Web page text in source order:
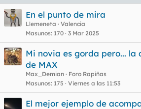
En el punto de mira
Llemeneta
Valencia
Masunos 170 3 Mar 2025
Mi novia es gorda pero... la
de MAX
Max_Demian
Foro Rapiñas
Masunos 175 Viernes a las 11:53
El mejor ejemplo de